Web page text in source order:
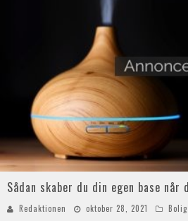
Sådan skaber du din egen base
Redaktionen oktober 28, 2021